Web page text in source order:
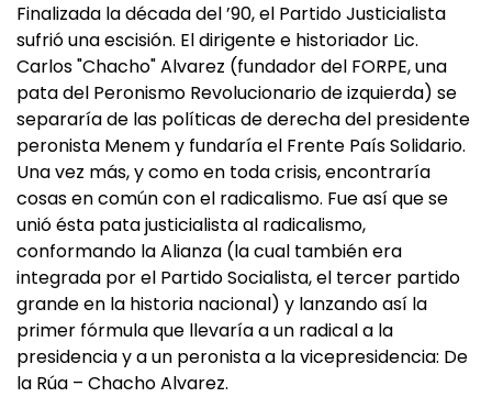
Finalizada la década del ’90, el Partido Justicialista
sufrió una escisión. El dirigente e historiador Lic.
Carlos "Chacho" Alvarez (fundador del FORPE, una
pata del Peronismo Revolucionario de izquierda) se
separaría de las políticas de derecha del presidente
peronista Menem y fundaría el Frente País Solidario.
Una vez más, y como en toda crisis, encontraría
cosas en común con el radicalismo. Fue así que se
unió ésta pata justicialista al radicalismo,
conformando la Alianza (la cual también era
integrada por el Partido Socialista, el tercer partido
grande en la historia nacional) y lanzando así la
primer fórmula que llevaría a un radical a la
presidencia y a un peronista a la vicepresidencia: De
la Rúa – Chacho Alvarez.